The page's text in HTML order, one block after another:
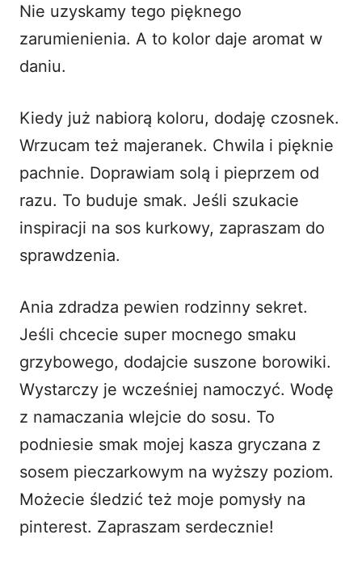
Nie uzyskamy tego pięknego
zarumienienia. A to kolor daje aromat w
daniu.
Kiedy już nabiorą koloru, dodaję czosnek.
Wrzucam też majeranek. Chwila i pięknie
pachnie. Doprawiam solą i pieprzem od
razu. To buduje smak. Jeśli szukacie
inspiracji na sos kurkowy, zapraszam do
sprawdzenia.
Ania zdradza pewien rodzinny sekret.
Jeśli chcecie super mocnego smaku
grzybowego, dodajcie suszone borowiki.
Wystarczy je wcześniej namoczyć. Wodę
z namaczania wlejcie do sosu. To
podniesie smak mojej kasza gryczana z
sosem pieczarkowym na wyższy poziom.
Możecie śledzić też moje pomysły na
pinterest. Zapraszam serdecznie!